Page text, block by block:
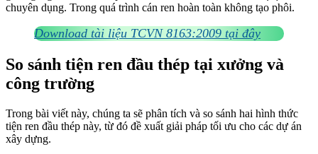
chuyên dụng. Trong quá trình cán ren hoàn toàn không tạo phôi.
Download tài liệu TCVN 8163:2009 tại đây
So sánh tiện ren đầu thép tại xưởng và
công trường
Trong bài viết này, chúng ta sẽ phân tích và so sánh hai hình thức
tiện ren đầu thép này, từ đó đề xuất giải pháp tối ưu cho các dự án
xây dựng.